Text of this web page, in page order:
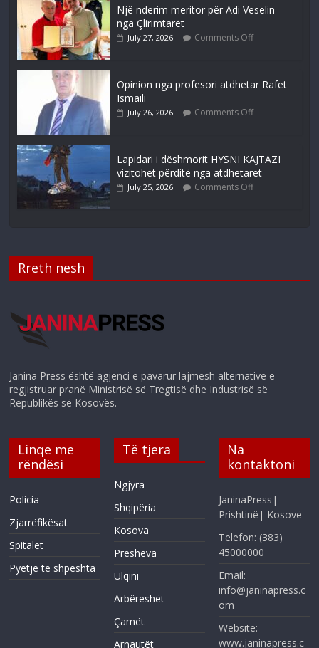
Një nderim meritor për Adi Veselin
nga Çlirimtarët
July 27, 2026 Comments Off
Opinion nga profesori atdhetar Rafet
Ismaili
July 26, 2026 Comments Off
Lapidari i dëshmorit HYSNI KAJTAZI
vizitohet përditë nga atdhetaret
July 25, 2026 Comments Off
Rreth nesh
Janina Press është agjenci e pavarur lajmesh alternative e
regjistruar pranë Ministrisë së Tregtisë dhe Industrisë së
Republikës së Kosovës.
Linqe me
rëndësi
Policia
Zjarrëfikësat
Spitalet
Pyetje të shpeshta
Të tjera
Ngjyra
Shqipëria
Kosova
Presheva
Ulqini
Arbëreshët
Çamët
Arnautët
Na
kontaktoni
JaninaPress|
Prishtinë| Kosovë
Telefon: (383)
45000000
Email:
info@janinapress.c
om
Website:
www.janinapress.c